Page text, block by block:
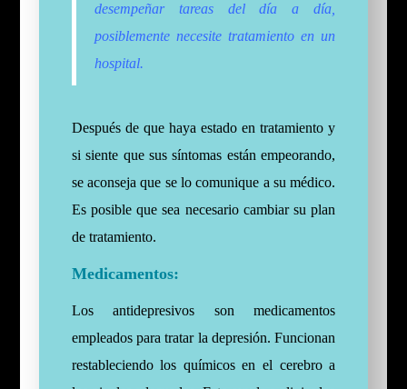
desempeñar tareas del día a día,
posiblemente necesite tratamiento en un
hospital.
Después de que haya estado en tratamiento y
si siente que sus síntomas están empeorando,
se aconseja que se lo comunique a su médico.
Es posible que sea necesario cambiar su plan
de tratamiento.
Medicamentos:
Los antidepresivos son medicamentos
empleados para tratar la depresión. Funcionan
restableciendo los químicos en el cerebro a